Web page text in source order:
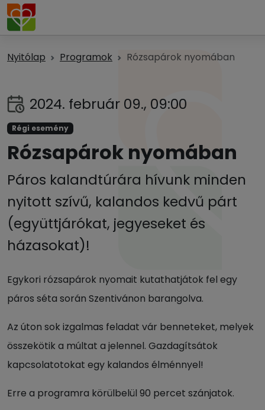
Nyitólap Programok Rózsapárok nyomában
2024. február 09., 09:00
Régi esemény
Rózsapárok nyomában
Páros kalandtúrára hívunk minden
nyitott szívű, kalandos kedvű párt
(együttjárókat, jegyeseket és
házasokat)!
Egykori rózsapárok nyomait kutathatjátok fel egy
páros séta során Szentivánon barangolva.
Az úton sok izgalmas feladat vár benneteket, melyek
összekötik a múltat a jelennel. Gazdagítsátok
kapcsolatotokat egy kalandos élménnyel!
Erre a programra körülbelül 90 percet szánjatok.